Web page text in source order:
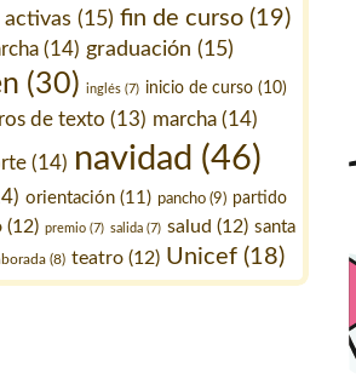
activas (15) fin de curso (19)
(14) graduación (15)
(30) inglés(7) inicio de curso(10)
de texto (13) marcha (14)
(14) navidad (46)
orientación (11) pancho (9) partido
(12) premio (7) salida (7) salud (12) santa
(8) teatro (12) Unicef (18)